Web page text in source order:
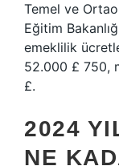
Temel ve
Eğitim
emeklilik
52.000 £ 750,
£.
2024
NE